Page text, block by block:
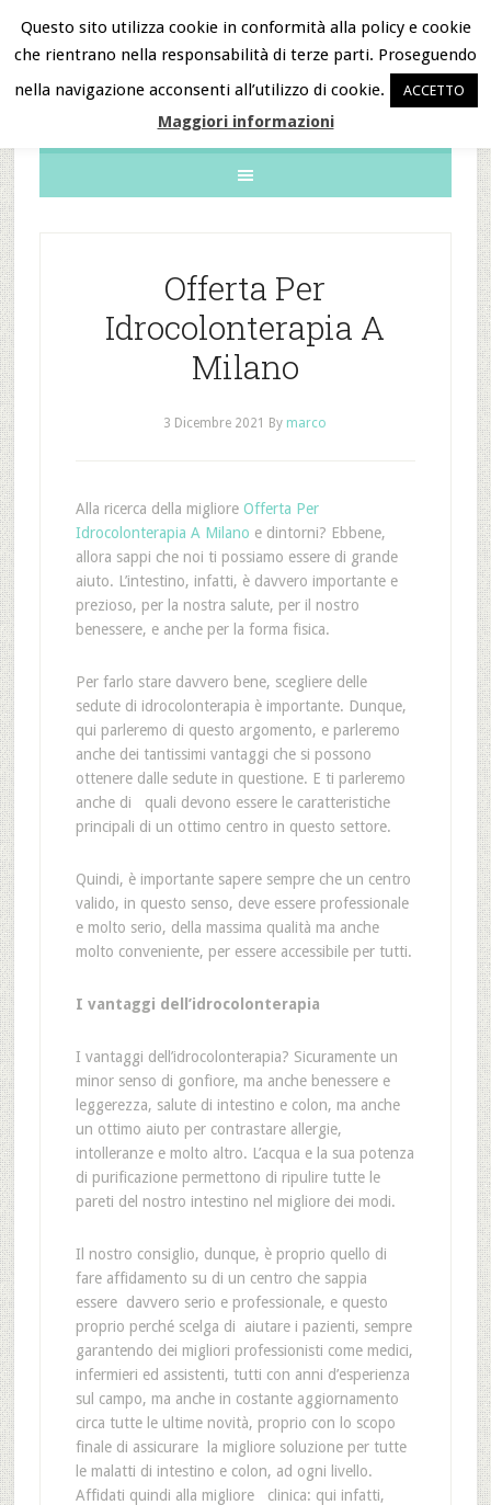
B&B Notizie
Offerta Per
Idrocolonterapia A
Milano
3 Dicembre 2021 By marco
Alla ricerca della migliore Offerta Per
Idrocolonterapia A Milano e dintorni? Ebbene,
allora sappi che noi ti possiamo essere di grande
aiuto. L’intestino, infatti, è davvero importante e
prezioso, per la nostra salute, per il nostro
benessere, e anche per la forma fisica.
Per farlo stare davvero bene, scegliere delle
sedute di idrocolonterapia è importante. Dunque,
qui parleremo di questo argomento, e parleremo
anche dei tantissimi vantaggi che si possono
ottenere dalle sedute in questione. E ti parleremo
anche di quali devono essere le caratteristiche
principali di un ottimo centro in questo settore.
Quindi, è importante sapere sempre che un centro
valido, in questo senso, deve essere professionale
e molto serio, della massima qualità ma anche
molto conveniente, per essere accessibile per tutti.
I vantaggi dell’idrocolonterapia
I vantaggi dell’idrocolonterapia? Sicuramente un
minor senso di gonfiore, ma anche benessere e
leggerezza, salute di intestino e colon, ma anche
un ottimo aiuto per contrastare allergie,
intolleranze e molto altro. L’acqua e la sua potenza
di purificazione permettono di ripulire tutte le
pareti del nostro intestino nel migliore dei modi.
Il nostro consiglio, dunque, è proprio quello di
fare affidamento su di un centro che sappia
essere davvero serio e professionale, e questo
proprio perché scelga di aiutare i pazienti, sempre
garantendo dei migliori professionisti come medici,
infermieri ed assistenti, tutti con anni d’esperienza
sul campo, ma anche in costante aggiornamento
circa tutte le ultime novità, proprio con lo scopo
finale di assicurare la migliore soluzione per tutte
le malatti di intestino e colon, ad ogni livello.
Affidati quindi alla migliore clinica: qui infatti,
Questo sito utilizza cookie in conformità alla policy e cookie
che rientrano nella responsabilità di terze parti. Proseguendo
nella navigazione acconsenti all’utilizzo di cookie.
ACCETTO
Maggiori informazioni